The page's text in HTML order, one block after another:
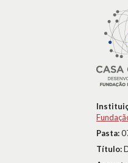
Pasta:
Título: